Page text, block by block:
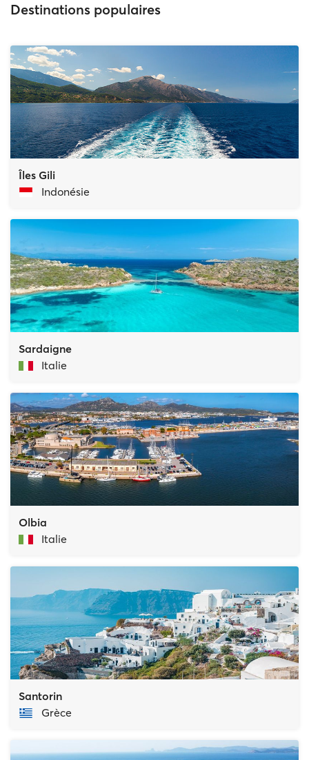
Destinations populaires
Îles Gili
Indonésie
Sardaigne
Italie
Olbia
Italie
Santorin
Grèce